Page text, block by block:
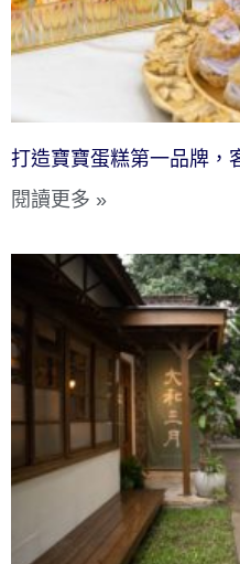
打造寶寶蛋糕第一品牌，
閱讀更多 »